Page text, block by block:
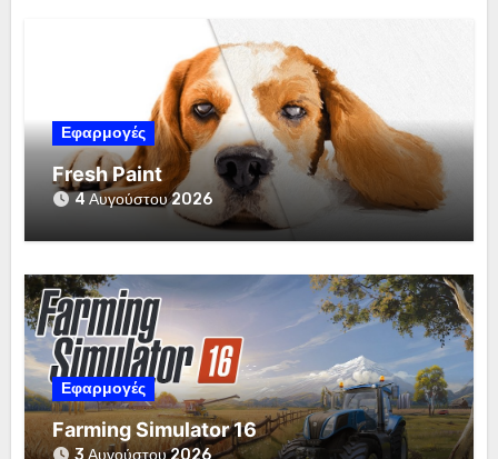
Εφαρμογές
Fresh Paint
4 Αυγούστου 2026
Εφαρμογές
Farming Simulator 16